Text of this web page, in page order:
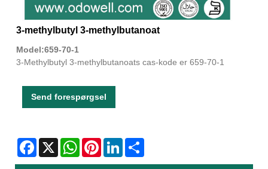
3-methylbutyl 3-methylbutanoat
Model:659-70-1
3-Methylbutyl 3-methylbutanoats cas-kode er 659-70-1
Send forespørgsel
Facebook
X WhatsAppPinterestLinkedIn